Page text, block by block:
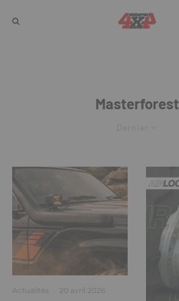
Masterforest
Actualités · 20 avril 2026